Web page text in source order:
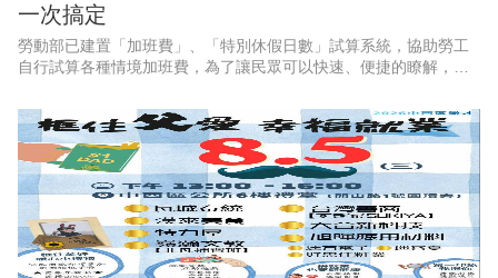
一次搞定
勞動部已建置「加班費」、「特別休假日數」試算系統，協助勞工
自行試算各種情境加班費，為了讓民眾可以快速、便捷的瞭解，勞
雇主都能一看就懂、動動手